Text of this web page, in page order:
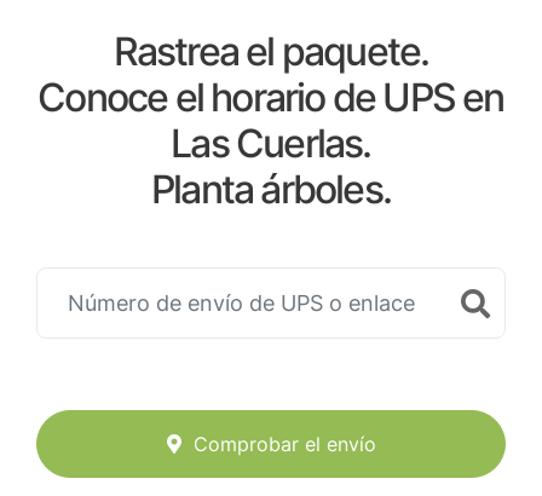
Rastrea el paquete.
Conoce el horario de UPS en
Las Cuerlas.
Planta árboles.
Comprobar el envío